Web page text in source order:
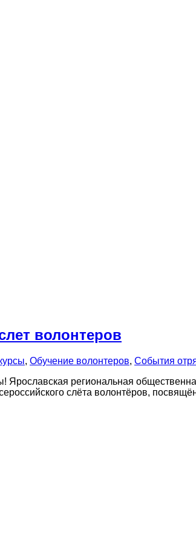
волонтеров
, Обучение волонтеров, События
региональная
слёта волонтёров,